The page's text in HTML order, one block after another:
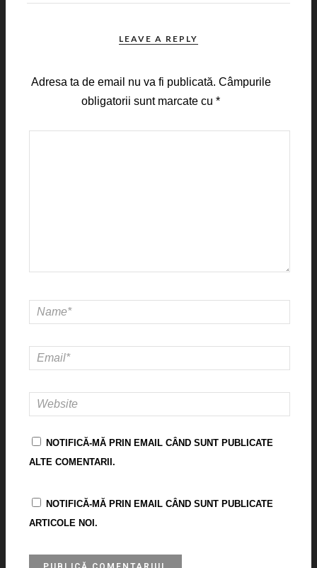
LEAVE A REPLY
Adresa ta de email nu va fi publicată. Câmpurile
obligatorii sunt marcate cu*
NOTIFICĂ-MĂ PRIN EMAIL CÂND SUNT PUBLICATE
ALTE COMENTARII.
NOTIFICĂ-MĂ PRIN EMAIL CÂND SUNT PUBLICATE
ARTICOLE NOI.